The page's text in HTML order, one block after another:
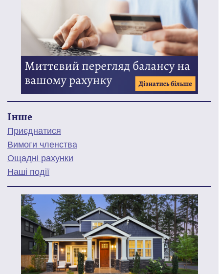
Інше
Приєднатися
Вимоги членства
Ощадні рахунки
Наші події